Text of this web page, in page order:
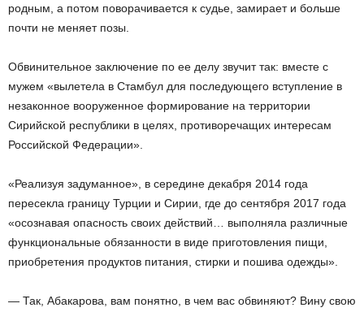
родным, а потом поворачивается к судье, замирает и больше
почти не меняет позы.
Обвинительное заключение по ее делу звучит так: вместе с
мужем «вылетела в Стамбул для последующего вступление в
незаконное вооруженное формирование на территории
Сирийской республики в целях, противоречащих интересам
Российской Федерации».
«Реализуя задуманное», в середине декабря 2014 года
пересекла границу Турции и Сирии, где до сентября 2017 года
«осознавая опасность своих действий… выполняла различные
функциональные обязанности в виде приготовления пищи,
приобретения продуктов питания, стирки и пошива одежды».
— Так, Абакарова, вам понятно, в чем вас обвиняют? Вину свою